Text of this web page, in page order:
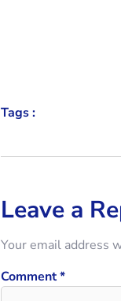
Tags :
Leave a
Your email address
Comment*